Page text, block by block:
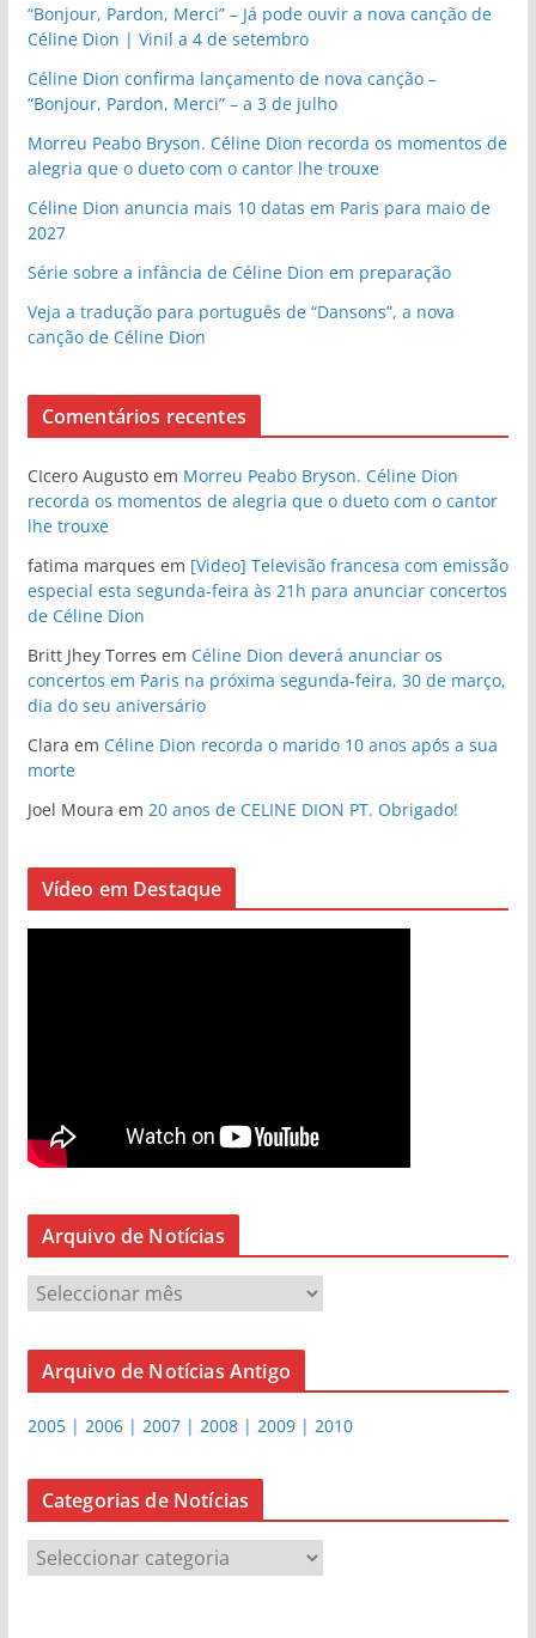
“Bonjour, Pardon, Merci” – Já pode ouvir a nova canção de
Céline Dion | Vinil a 4 de setembro
Céline Dion confirma lançamento de nova canção –
“Bonjour, Pardon, Merci” – a 3 de julho
Morreu Peabo Bryson. Céline Dion recorda os momentos de
alegria que o dueto com o cantor lhe trouxe
Céline Dion anuncia mais 10 datas em Paris para maio de
2027
Série sobre a infância de Céline Dion em preparação
Veja a tradução para português de “Dansons”, a nova
canção de Céline Dion
Comentários recentes
CIcero Augustoem Morreu Peabo Bryson. Céline Dion
recorda os momentos de alegria que o dueto com o cantor
lhe trouxe
fatima marques em [Video] Televisão francesa com emissão
especial esta segunda-feira às 21h para anunciar concertos
de Céline Dion
Britt Jhey Torres em Céline Dion deverá anunciar os
concertos em Paris na próxima segunda-feira, 30 de março,
dia do seu aniversário
Clara em Céline Dion recorda o marido 10 anos após a sua
morte
Joel Moura em 20 anos de CELINE DION PT. Obrigado!
Vídeo em Destaque
Arquivo de Notícias
r
q
v
e
N
Arquivo de Notícias Antigo
2005 | 2006 | 2007 | 2008 | 2009 | 2010
Categorias de Notícias
a